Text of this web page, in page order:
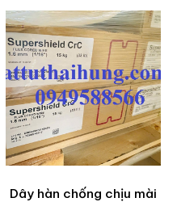
Dây hàn chống chịu mài